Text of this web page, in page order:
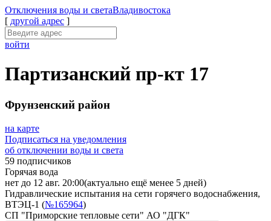
Отключения воды и светаВладивостока
[ другой адрес ]
войти
Партизанский пр-кт 17
Фрунзенский район
на карте
Подписаться на уведомления
об отключении воды и света
59 подписчиков
Горячая вода
нет до 12 авг. 20:00(актуально ещё менее 5 дней)
Гидравлические испытания на сети горячего водоснабжения,
ВТЭЦ-1 (№165964)
СП "Приморские тепловые сети" АО "ДГК"